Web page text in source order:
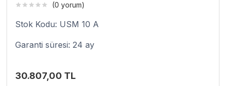
(0 yorum)
Stok Kodu: USM 10 A
Garanti süresi: 24 ay
30.807,00 TL